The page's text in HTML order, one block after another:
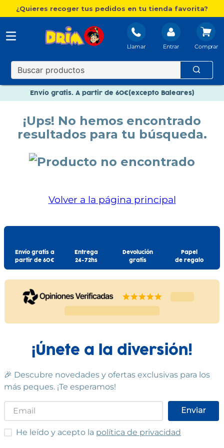
¿Quieres recoger tus pedidos en tu tienda favorita?
Llamar Entrar
Envío gratis. A partir de 60€(excepto Baleares)
Nuevo catálogo Aire Libre
Paga en 3 plazos sin intereses
¡Ups! No hemos encontrado
resultados para tu búsqueda.
Volver a la página principal
Envío gratis a
partir de 60€
Entrega
24-72hs
Devolución
gratis
Papel
de regalo
¡Únete a la diversión!
🎉 Descubre novedades y ofertas exclusivas para los
más peques. ¡Te esperamos!
Enviar
He leído y acepto las condiciones
He leído y acepto la política de privacidad